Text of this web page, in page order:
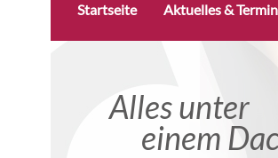
überspringen
Startseite Aktuelles &
Alles
Alles